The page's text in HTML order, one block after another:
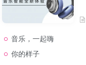
音乐，一起嗨
你的样子
小鱼儿与花无缺主题曲
乌龙闯情关主题曲
问情